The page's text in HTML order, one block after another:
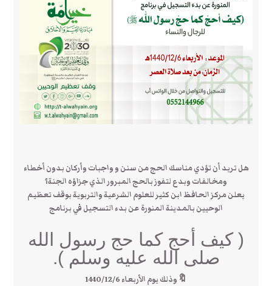
هل تريد أن تؤدي مناسك الحج من سنن و واجبات وأركان بدون أخطاء
ومخالفات وبدع لتفوز بالحج المبرور الذي جزاؤه الجنة؟
يعلن مركز الحافظ ابن كثير للعلوم الشرعية والتربوية بوقف تعظيم
الوحيين بالمدينة المنورة عن بدء التسجيل في برنامج
( كيف أحج كما حج رسول الله
صلى الله عليه وسلم ).
🔖وذلك يوم الأربعاء 1440/12/6